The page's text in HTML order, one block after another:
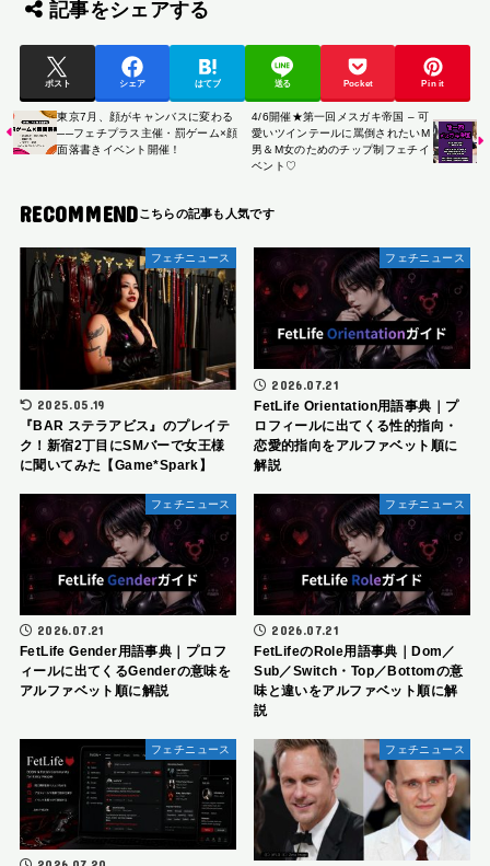
記事をシェアする
ポスト シェア はてブ 送る Pocket Pin it
東京7月、顔がキャンバスに変わる
──フェチプラス主催・罰ゲーム×顔
面落書きイベント開催！
4/6開催★第一回メスガキ帝国 – 可
愛いツインテールに罵倒されたいM
男＆M女のためのチップ制フェチイ
ベント♡
RECOMMEND
フェチニュース
2025.05.19
『BAR ステラアビス』のプレイテ
ク！新宿2丁目にSMバーで女王様
に聞いてみた【Game*Spark】
フェチニュース
2026.07.21
FetLife Orientation用語事典｜プ
ロフィールに出てくる性的指向・
恋愛的指向をアルファベット順に
解説
フェチニュース
2026.07.21
FetLife Gender用語事典｜プロフ
ィールに出てくるGenderの意味を
アルファベット順に解説
フェチニュース
2026.07.21
FetLifeのRole用語事典｜Dom／
Sub／Switch・Top／Bottomの意
味と違いをアルファベット順に解
説
フェチニュース フェチニュース